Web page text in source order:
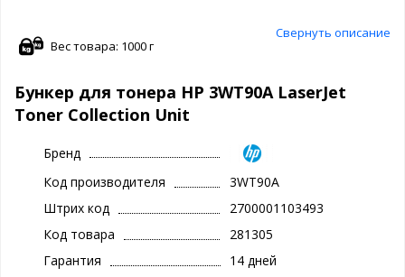
Свернуть описание
Вес товара: 1000 г
Бункер для тонера HP 3WT90A LaserJet
Toner Collection Unit
Бренд
Код производителя
3WT90A
Штрих код
2700001103493
Код товара
281305
Гарантия
14 дней